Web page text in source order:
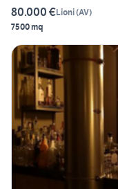
80.000 €Lioni(AV)
7500 mq